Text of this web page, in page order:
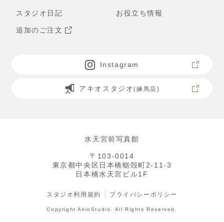
スタジオ日記 お役立ち情報
追加のご注文
Instagram
アキオスタジオ(練馬店)
水天宮前写真館
〒103-0014
東京都中央区日本橋蛎殻町2-11-3
日本橋水天宮ビル1F
スタジオ利用規約 プライバシーポリシー
Copyright AkioStudio. All Rights Reserved.